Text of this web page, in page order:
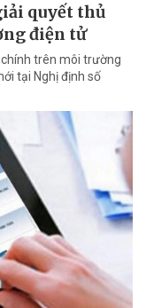
quyết thủ
điện tử
trên môi trường
tại Nghị định số